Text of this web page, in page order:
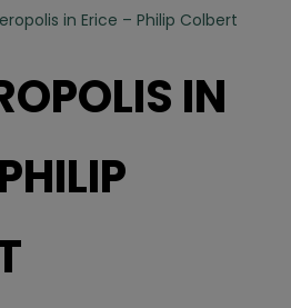
in Erice – Philip Colbert
IN